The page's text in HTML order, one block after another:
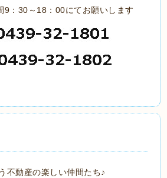
9：30～18：00にてお願いします
不動産の楽しい仲間たち♪